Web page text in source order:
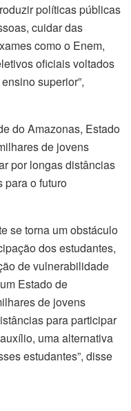
políticas públicas
cuidar das
como o Enem,
oficiais voltados
superior”,
do Amazonas, Estado
de jovens
por longas distâncias
para o futuro
se torna um obstáculo
dos estudantes,
de vulnerabilidade
Estado de
de jovens
para participar
uma alternativa
estudantes”, disse